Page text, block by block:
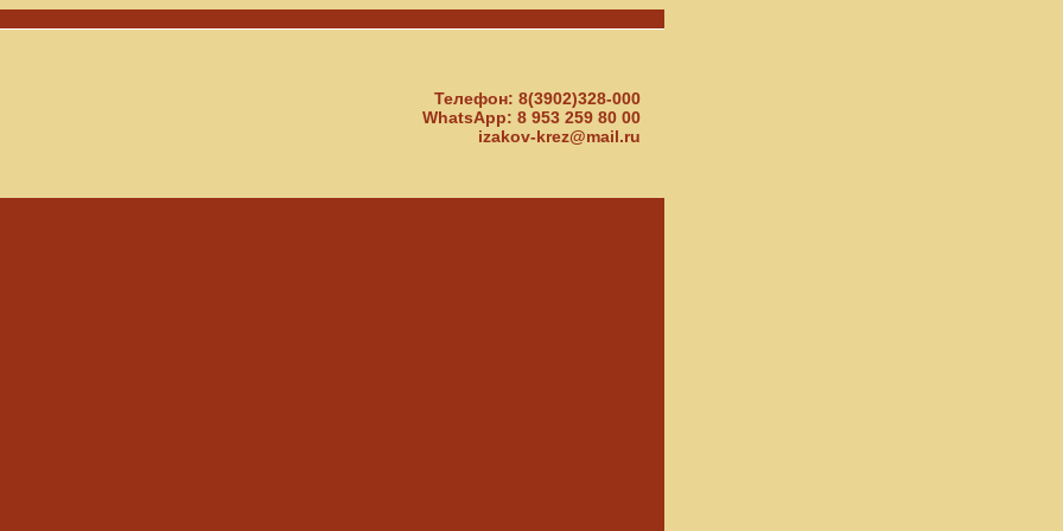
Телефон: 8(3902)328-000
WhatsApp: 8 953 259 80 00
izakov-krez@mail.ru